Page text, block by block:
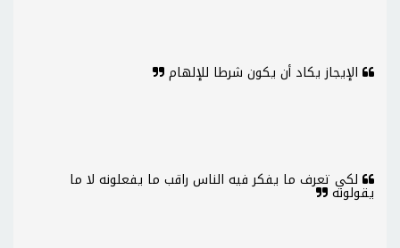
الإيجاز يكاد أن يكون شرطا للإلهام
لكي تعرف ما يفكر فيه الناس راقب ما يفعلونه لا ما
يقولونه